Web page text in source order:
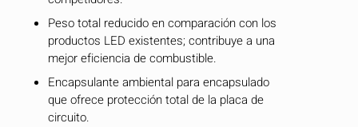
Peso total reducido en comparación con los
productos LED existentes; contribuye a una
mejor eficiencia de combustible.
Encapsulante ambiental para encapsulado
que ofrece protección total de la placa de
circuito.